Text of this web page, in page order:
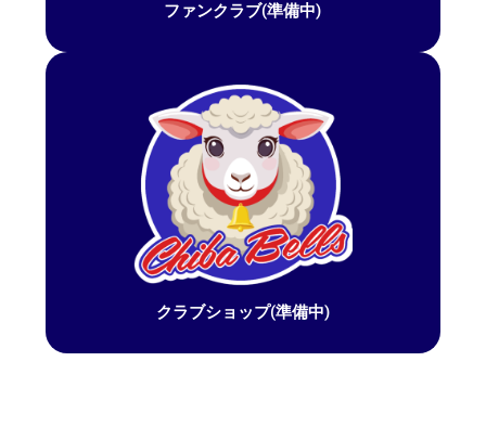
ファンクラブ(準備中)
クラブショップ(準備中)